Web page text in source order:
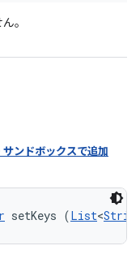
。
ンドボックスで追加
setKeys (List<